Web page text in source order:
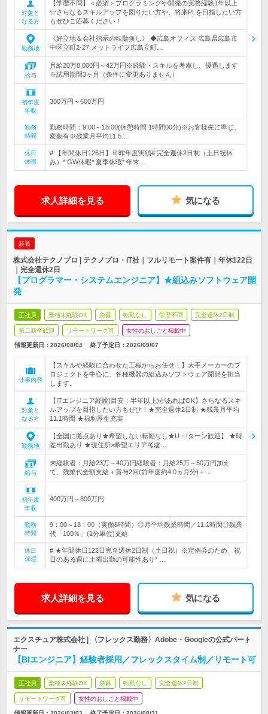
対象と
なる方
【学歴不問】＜必須＞プログラミングや開発の実務経験1年以上
☆さらなるスキルアップを図りたい方や、将来PLを目指したい方
もぜひご応募ください！
勤務地
《好立地＆会社指示の転勤無し》 ◆広島オフィス 広島県広島市
中区立町2-27 メットライフ広島立町…
給与
月給20万8,000円～42万円※経験・スキルを考慮し、優遇します
※試用期間3ヶ月（条件に変更ありません）
初年度
年収
300万円～600万円
勤務
時間
勤務時間：9:00～18:00(休憩時間 1時間00分)※お客様先に準じ、
変動有※残業月平均11.5…
休日
休暇
# 【年間休日126日】※昨年度実績# 完全週休2日制（土日祝休
み）* GW休暇* 夏季休暇* 年末…
求人詳細を見る 気になる
新着
株式会社テクノプロ | テクノプロ・IT社｜フルリモート案件有｜年休122日
｜完全週休2日
【プログラマー・システムエンジニア】★組込みソフトウェア開
発
正社員 業種未経験OK 急募 転勤なし 学歴不問 完全週休2日制
第二新卒歓迎 リモートワーク可 女性のおしごと掲載中
情報更新日：2026/08/04 終了予定日： 2026/09/07
仕事内容
【スキルや経験に合わせた工程からお任せ！】大手メーカーのプ
ロジェクトを中心に、各種機器の組込みソフトウェア開発を担当
します。
対象と
なる方
【ITエンジニア経験(目安：半年以上)があればOK】さらなるスキ
ルアップを目指したい方もぜひ！★完全週休2日制 ★残業月平均
11.1時間 ★福利厚生充実
勤務地
【全国に拠点あり★希望しない転勤なし★U・Iターン歓迎】 ★時
差出勤あり ★現住所×希望エリア考慮…
給与
未経験者：月給23万～40万円経験者：月給25万～50万円加え
て、残業代全額支給＋賞与2回(前年度約4.0ヵ月分)＋…
初年度
年収
400万円～800万円
勤務
時間
9：00～18：00（実働8時間）◎月平均残業時間／11.1時間◎残業
代「100％」(1分単位)支給
休日
休暇
# ★年間休日122日完全週休2日制（土日祝）※定例会のため、祝
日のある週に土曜出勤の可能性あり* …
求人詳細を見る 気になる
エクスチュア株式会社 | 〈フレックス勤務〉Adobe・Googleの公式パート
ナー
【BIエンジニア】経験者採用／フレックスタイム制／リモート可
正社員 業種未経験OK 急募 転勤なし 完全週休2日制
リモートワーク可 女性のおしごと掲載中